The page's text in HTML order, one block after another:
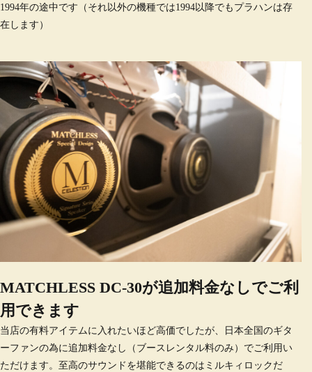
1994年の途中です（それ以外の機種では1994以降でもプラハンは存
在します）
MATCHLESS DC-30が追加料金なしでご利
用できます
当店の有料アイテムに入れたいほど高価でしたが、日本全国のギタ
ーファンの為に追加料金なし（ブースレンタル料のみ）でご利用い
ただけます。至高のサウンドを堪能できるのはミルキィロックだ